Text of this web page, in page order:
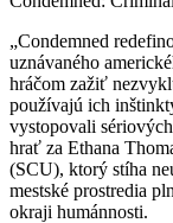
„Condemned
uznávaného
hráčom zažiť
používajú ich
vystopovali
hrať za Ethana
(SCU), ktorý stíha
mestské prostredia
okraji humánnosti.